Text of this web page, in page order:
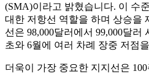
(SMA)이라고 밝혔습니다. 이 수
대한 저항선 역할을 하며 상승을
선은 98,000달러에서 99,000달
초와 6월에 여러 차례 장중 저점
더욱이 가장 중요한 지지선은